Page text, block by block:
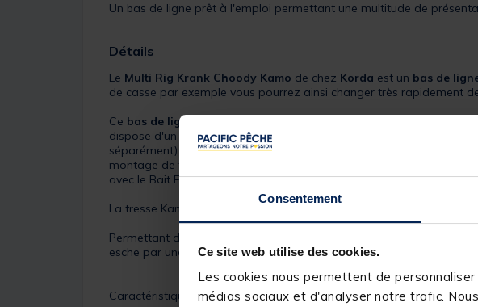
Consentement
Ce site web utilise des cookies.
Les cookies nous permettent de
médias sociaux et d'analyser notre trafic.
Un bas de ligne prêt à l'emploi permettant une multitude de
Détails
Le Multi Rig Krank Choody Kamo de chez Korda est un bas de
de casse par exemple vous pourrez ainsi changer très rapidement
Ce bas de ligne monté Multi Rig Krank Choody Kamo
est
dispose d'un petit nœud quelques centimètre sous l’œillet de
séparément). Le montage multi rig est parfaitement adapté afin
montage de type hélicoptère comme classique avec un clip plomb.
avec le Bait Floss Korda (vendu séparément).
La tresse Kamo qui compose ce bas de ligne monté Korda vous
Permettant de pouvoir être employé facilement et offrant une
esche par une carpe. Ce bas de ligne monté Korda risque bien de
Caractéristiques :